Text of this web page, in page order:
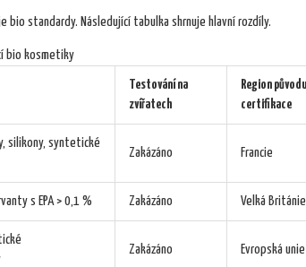
standardy. Následující tabulka shrnuje hlavní rozdíly.
bio kosmetiky
Testování na
zvířatech
Region původu
certifikace
silikony, syntetické
Zakázáno Francie
s EPA > 0,1 % Zakázáno Velká Británie
Zakázáno Evropská unie